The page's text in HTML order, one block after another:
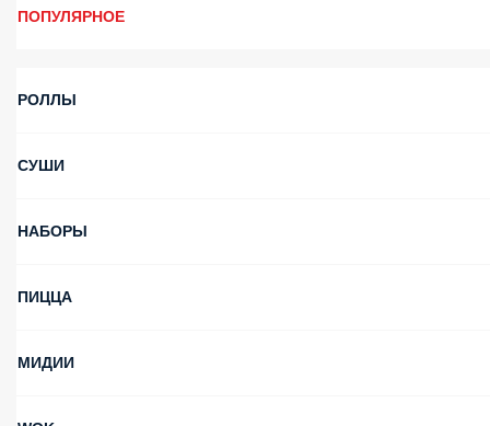
ПОПУЛЯРНОЕ
РОЛЛЫ
СУШИ
НАБОРЫ
ПИЦЦА
МИДИИ